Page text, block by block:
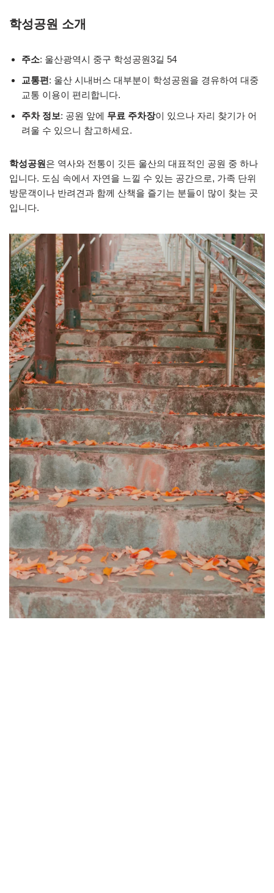
학성공원 소개
주소: 울산광역시 중구 학성공원3길 54
교통편: 울산 시내버스 대부분이 학성공원을 경유하여 대중
교통 이용이 편리합니다.
주차 정보: 공원 앞에 무료 주차장이 있으나 자리 찾기가 어
려울 수 있으니 참고하세요.
학성공원은 역사와 전통이 깃든 울산의 대표적인 공원 중 하나
입니다. 도심 속에서 자연을 느낄 수 있는 공간으로, 가족 단위
방문객이나 반려견과 함께 산책을 즐기는 분들이 많이 찾는 곳
입니다.